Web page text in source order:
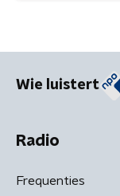
Wie luistert
Radio
Frequenties